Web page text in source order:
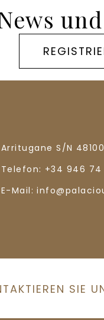
Arritugane S/N 48100
Telefon: +34 946 74
E-Mail:
SIE